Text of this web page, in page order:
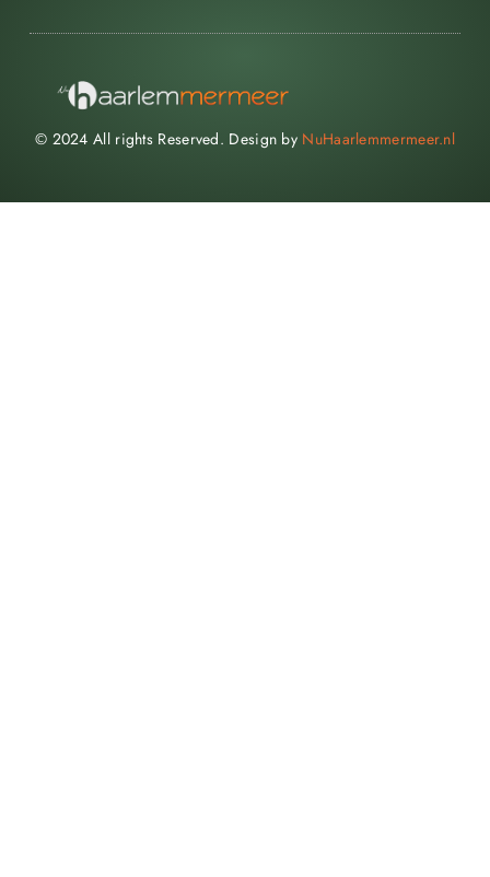
© 2024 All rights Reserved. Design by NuHaarlemmermeer.nl